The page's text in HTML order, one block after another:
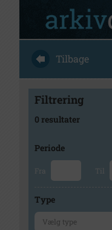
Tilbage
Filtrering
0 resultater
Periode
Fra Til
Type